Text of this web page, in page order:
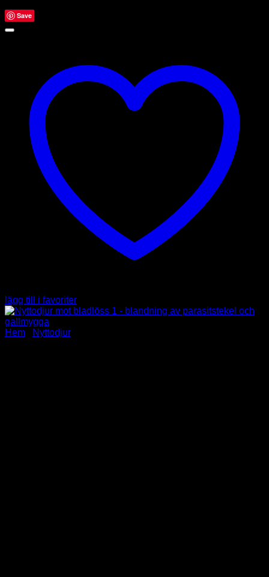
Save
lägg till i favoriter
Hem Nyttodjur